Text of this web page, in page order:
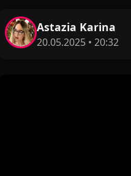
Astazia Karina
20.05.2025 • 20:32